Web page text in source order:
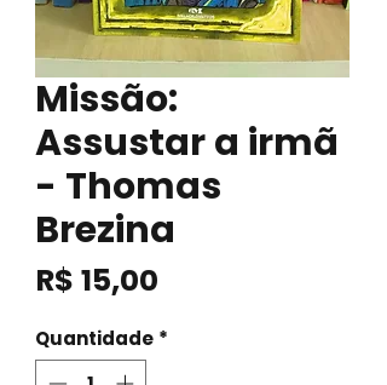
Missão:
Assustar a irmã
- Thomas
Brezina
R$ 15,00
Quantidade *